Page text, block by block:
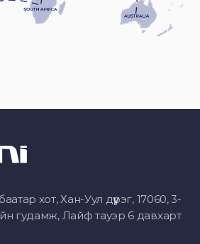
хот, Хан-Уул дүүрэг, 17060, 3-
гудамж, Лайф тауэр 6 давхарт